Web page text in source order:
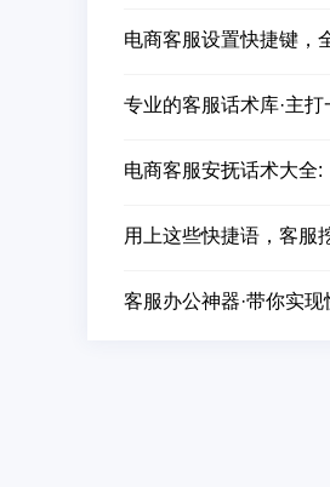
电商客服设置快捷键，
专业的客服话术库·主
电商客服安抚话术大全:
用上这些快捷语，客服
客服办公神器·带你实